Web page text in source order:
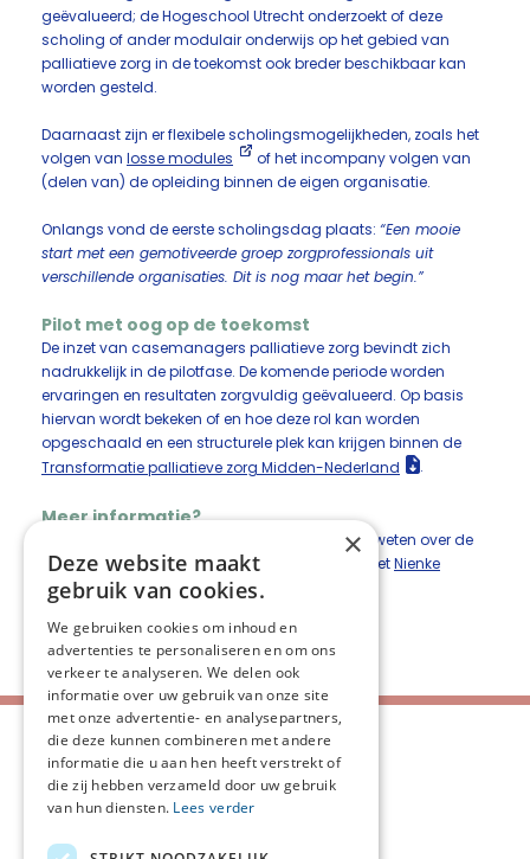
geëvalueerd; de Hogeschool Utrecht onderzoekt of deze
scholing of ander modulair onderwijs op het gebied van
palliatieve zorg in de toekomst ook breder beschikbaar kan
worden gesteld.
Daarnaast zijn er flexibele scholingsmogelijkheden, zoals het
volgen van losse modules
of het incompany volgen van
(delen van) de opleiding binnen de eigen organisatie.
Onlangs vond de eerste scholingsdag plaats: “Een mooie
start met een gemotiveerde groep zorgprofessionals uit
verschillende organisaties. Dit is nog maar het begin.”
Pilot met oog op de toekomst
De inzet van casemanagers palliatieve zorg bevindt zich
nadrukkelijk in de pilotfase. De komende periode worden
ervaringen en resultaten zorgvuldig geëvalueerd. Op basis
hiervan wordt bekeken of en hoe deze rol kan worden
opgeschaald en een structurele plek kan krijgen binnen de
Transformatie palliatieve zorg Midden-Nederland
.
Meer informatie?
Ben je geïnteresseerd in een pilot of wil je meer weten over de
scholingsmogelijkheden? Neem contact op metNienke
Goemaatof Ineke van Laar.
Deel deze pagina:
×
Deze website maakt
gebruik van cookies.
We gebruiken cookies om inhoud en
advertenties te personaliseren en om ons
verkeer te analyseren. We delen ook
informatie over uw gebruik van onze site
met onze advertentie- en analysepartners,
die deze kunnen combineren met andere
informatie die u aan hen heeft verstrekt of
die zij hebben verzameld door uw gebruik
van hun diensten. Lees verder